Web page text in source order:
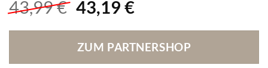
43,99€ Ursprünglicher
war:
43,99 €
43,19 €Aktueller
ist:
43,19 €.
ZUM PARTNERSHOP